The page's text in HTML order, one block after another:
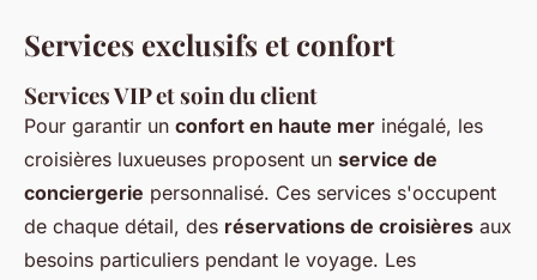
Services exclusifs et confort
Services VIP et soin du client
Pour garantir un confort en haute mer inégalé, les
croisières luxueuses proposent un service de
conciergerie personnalisé. Ces services s'occupent
de chaque détail, des réservations de croisières aux
besoins particuliers pendant le voyage. Les